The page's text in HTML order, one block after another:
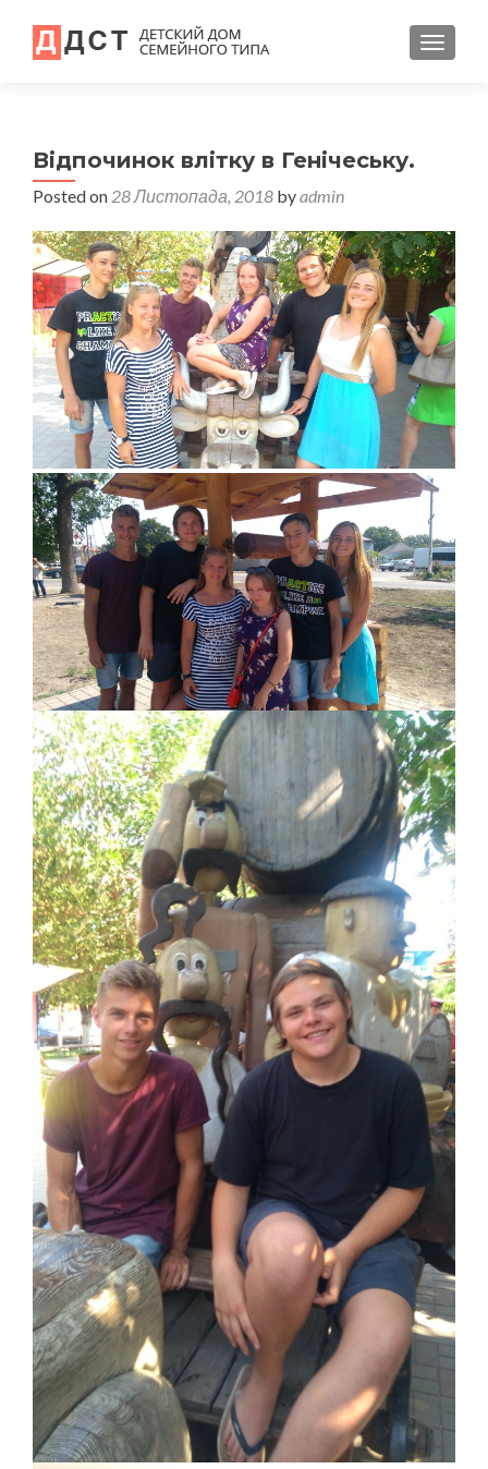
Відпочинок влітку в Генічеську.
Posted on 28 Листопада, 2018 byadmin